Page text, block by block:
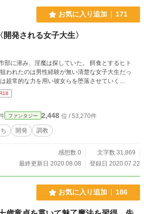
お気に入り追加 171
開発される女子大生〉
潜み、淫魔は探していた。 餌食とするヒト
魔は超常的な力を用い彼女らを堕落させていく…
R18
ファンタジー 2,448 位 / 53,270件
開発 調教
感想数 0
文字数 31,869
最終更新日 2020.08.08
登録日 2020.07.22
お気に入り追加 186